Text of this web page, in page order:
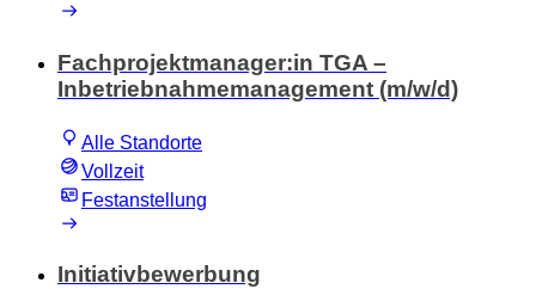
Fachprojektmanager:in TGA –
Inbetriebnahmemanagement (m/w/d)
Alle Standorte
Vollzeit
Festanstellung
Initiativbewerbung